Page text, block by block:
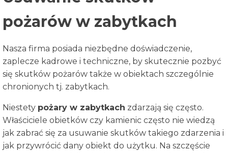
pożarów w zabytkach
Nasza firma posiada niezbędne doświadczenie,
zaplecze kadrowe i techniczne, by skutecznie pozbyć
się skutków pożarów także w obiektach szczególnie
chronionych tj. zabytkach.
Niestety pożary w zabytkach zdarzają się często.
Właściciele obietków czy kamienic często nie wiedzą
jak zabrać się za usuwanie skutków takiego zdarzenia i
jak przywrócić dany obiekt do użytku. Na szczęście